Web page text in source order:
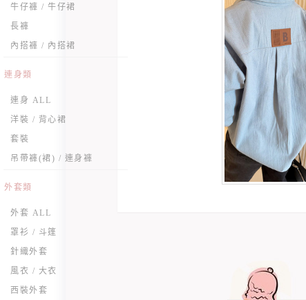
牛仔褲 / 牛仔裙
長褲
內搭褲 / 內搭裙
連身類
連身 ALL
洋裝 / 背心裙
套裝
吊帶褲(裙) / 連身褲
外套類
外套 ALL
罩衫 / 斗篷
針織外套
風衣 / 大衣
西裝外套